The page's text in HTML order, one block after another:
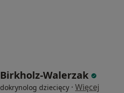
Walerzak
dziecięcy · Więcej